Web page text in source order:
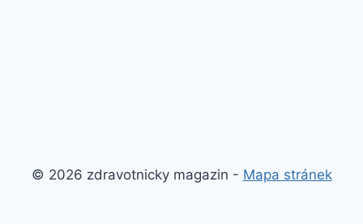
© 2026 zdravotnicky magazin - Mapa stránek